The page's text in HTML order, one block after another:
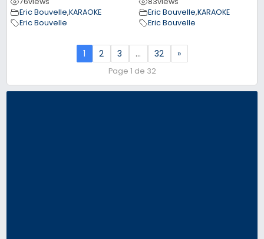
Eric Bouvelle,KARAOKE
Eric Bouvelle
Eric Bouvelle,KARAOKE
Eric Bouvelle
1 2 3 … 32 »
Page 1 de 32